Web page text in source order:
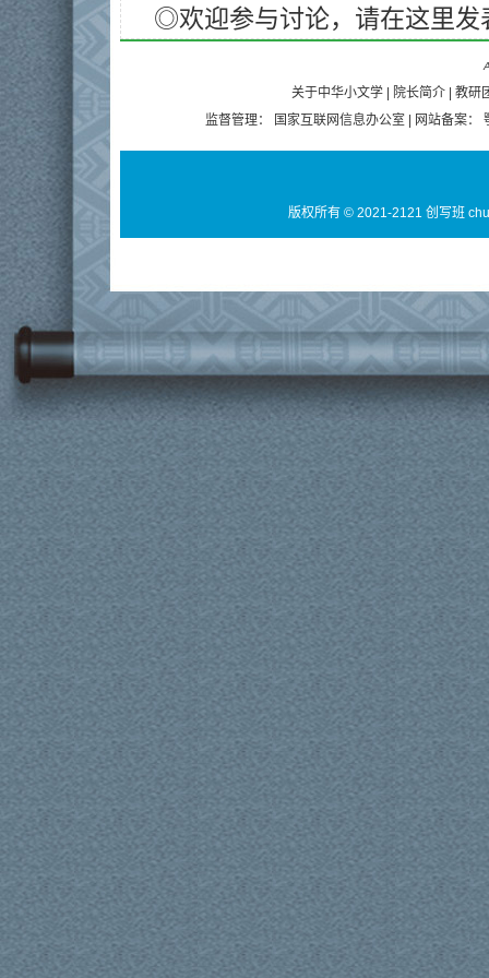
◎欢迎参与讨论，请在这里发
关于中华小文学 院长简介
教研
监督管理：
国家互联网信息办公室 | 网站备案：
版权所有 © 2021-2121 创写班